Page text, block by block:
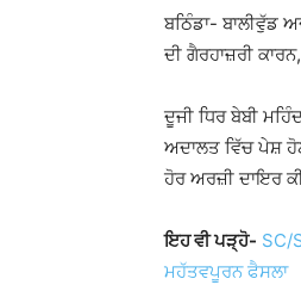
ਬਠਿੰਡਾ- ਬਾਲੀਵੁੱਡ
ਦੀ ਗੈਰਹਾਜ਼ਰੀ
ਦੂਜੀ ਧਿਰ ਬੇਬੀ
ਅਦਾਲਤ ਵਿੱਚ ਪੇਸ਼
ਹੋਰ ਅਰਜ਼ੀ ਦਾਇਰ
ਇਹ ਵੀ ਪੜ੍ਹੋ- SC/
ਮਹੱਤਵਪੂਰਨ ਫੈਸਲਾ